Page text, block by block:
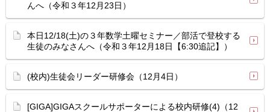
んへ（令和３年12月23日）
本日12/18(土)の３年数学土曜セミナー／部活で登校する
生徒のみなさんへ（令和３年12月18日【6:30追記】）
(校内)生徒会リーダー研修会（12月4日）
[GIGA]GIGAスクールサポーターによる校内研修(4)（12